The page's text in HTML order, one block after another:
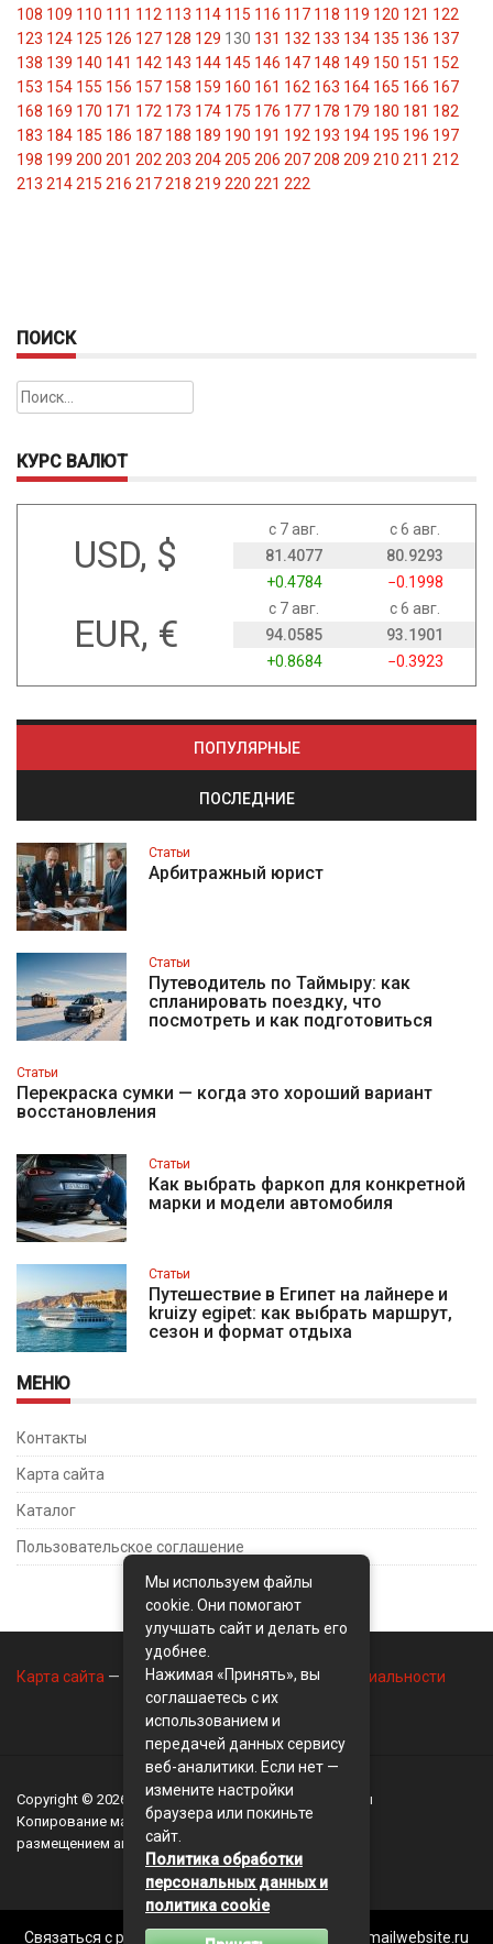
108 109 110 111 112 113 114 115 116 117 118 119 120 121 122
123 124 125 126 127 128 129 130 131 132 133 134 135 136 137
138 139 140 141 142 143 144 145 146 147 148 149 150 151 152
153 154 155 156 157 158 159 160 161 162 163 164 165 166 167
168 169 170 171 172 173 174 175 176 177 178 179 180 181 182
183 184 185 186 187 188 189 190 191 192 193 194 195 196 197
198 199 200 201 202 203 204205 206 207208 209 210 211 212
213 214215 216 217218 219 220 221 222
ПОИСК
Найти:
КУРС ВАЛЮТ
USD, $
с 7 авг.
с 6 авг.
81.4077
80.9293
+0.4784
−0.1998
EUR, €
с 7 авг.
с 6 авг.
94.0585
93.1901
+0.8684
−0.3923
ПОПУЛЯРНЫЕ
ПОСЛЕДНИЕ
Статьи
Арбитражный юрист
Статьи
Путеводитель по Таймыру: как
спланировать поездку, что
посмотреть и как подготовиться
Статьи
Перекраска сумки — когда это хороший вариант
восстановления
Статьи
Как выбрать фаркоп для конкретной
марки и модели автомобиля
Статьи
Путешествие в Египет на лайнере и
kruizy egipet: как выбрать маршрут,
сезон и формат отдыха
МЕНЮ
Контакты
Карта сайта
Каталог
Пользовательское соглашение
Карта сайта — Контакты— Политика конфиденциальности
Copyright © 2026 BusinessMix- Экономика и финансы
Копирование материалов разрешается, только с
размещением активной ссылки на сайт
Связаться с редакцией сайта: businessmix.ru@mailwebsite.ru
Мы используем файлы
cookie. Они помогают
улучшать сайт и делать его
удобнее.
Нажимая «Принять», вы
соглашаетесь с их
использованием и
передачей данных сервису
веб-аналитики. Если нет —
измените настройки
браузера или покиньте
сайт.
Политика обработки
персональных данных и
политика cookie